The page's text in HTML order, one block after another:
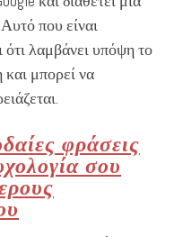
που είναι
ότι λαμβάνει υπόψη το
και μπορεί να
φράσεις
σου